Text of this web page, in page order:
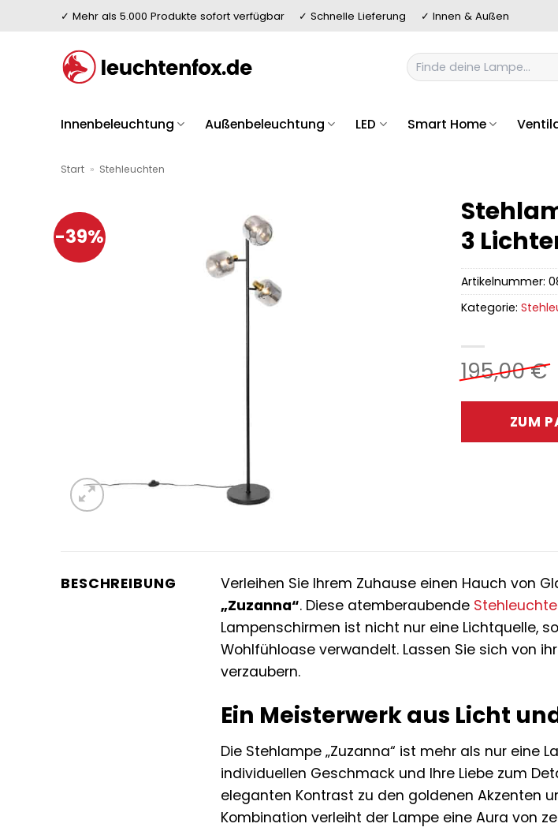
✓ Mehr als 5.000 Produkte sofort verfügbar ✓ Schnelle Lieferung ✓ Innen & Außen
Suchen
nach:
Innenbeleuchtung Außenbeleuchtung LED Smart Home
Start » Stehleuchten
-39%
3
195,00€
ZUM
Artikelnummer:
Kategorie:
BESCHREIBUNG Verleihen Sie Ihrem Zuhause einen Hauch von
„Zuzanna“. Diese atemberaubende Stehleuchte
Lampenschirmen ist nicht nur eine Lichtquelle,
Wohlfühloase verwandelt. Lassen Sie sich von
verzaubern.
Ein Meisterwerk aus Licht
Die Stehlampe „Zuzanna“ ist mehr als nur eine
individuellen Geschmack und Ihre Liebe zum
eleganten Kontrast zu den goldenen Akzenten
Kombination verleiht der Lampe eine Aura von